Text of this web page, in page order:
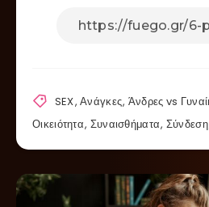
SEX,Ανάγκες, Άνδρες vs
Οικειότητα, Συναισθήματα, Σύνδεση